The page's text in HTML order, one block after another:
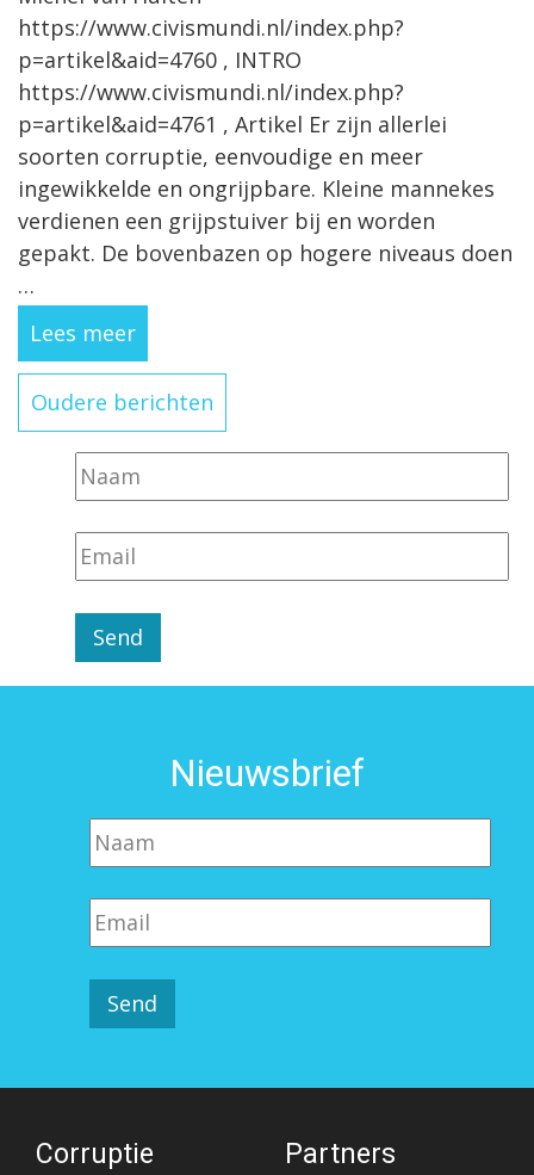
https://www.civismundi.nl/index.php?
p=artikel&aid=4760 , INTRO
https://www.civismundi.nl/index.php?
p=artikel&aid=4761 , Artikel Er zijn allerlei
soorten corruptie, eenvoudige en meer
ingewikkelde en ongrijpbare. Kleine mannekes
verdienen een grijpstuiver bij en worden
gepakt. De bovenbazen op hogere niveaus doen
…
Lees meer
Berichten
navigatie
Oudere berichten
Nieuwsbrief
Corruptie Partners